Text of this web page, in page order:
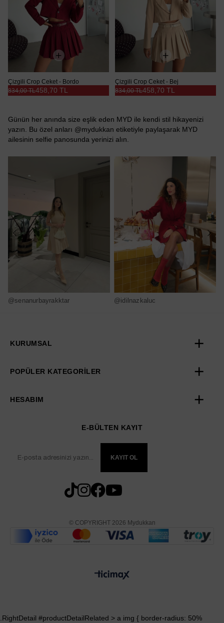
Çizgili Crop Ceket - Bordo
458,70 TL
834,00 TL
Çizgili Crop Ceket - Bej
458,70 TL
834,00 TL
Günün her anında size eşlik eden MYD ile kendi stil hikayenizi
yazın. Bu özel anları @mydukkan etiketiyle paylaşarak MYD
ailesinin selfie panosunda yerinizi alın.
@senanurbayrakktar @idilnazkaluc
KURUMSAL
POPÜLER KATEGORİLER
HESABIM
E-BÜLTEN KAYIT
KAYIT OL
© COPYRIGHT 2026 Mydukkan
.RightDetail #productDetailRelated > a img { border-radius: 50%